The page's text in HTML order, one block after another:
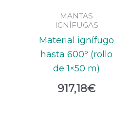
MANTAS
IGNÍFUGAS
Material ignífugo
hasta 600º (rollo
de 1×50 m)
917,18€